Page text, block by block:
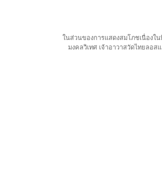
ในส่วนของการแสดงสมโภชเนื่องใ
มงคลวิเทศ เจ้าอาวาสวัดไทยลอ